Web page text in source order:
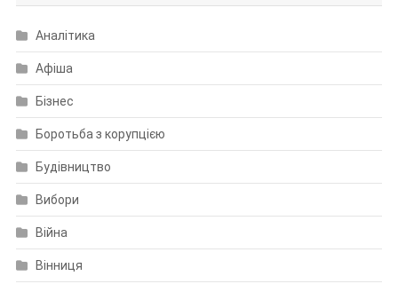
Аналітика
Афіша
Бізнес
Боротьба з корупцією
Будівництво
Вибори
Війна
Вінниця